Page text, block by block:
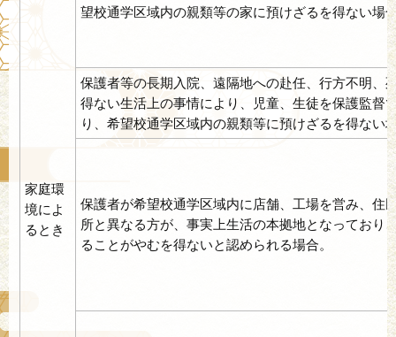
家庭環
境によ
るとき
望校通学区域内の親類等の家に預けざるを得ない場
保護者等の長期入院、遠隔地への赴任、行方不明、
得ない生活上の事情により、児童、生徒を保護監督
り、希望校通学区域内の親類等に預けざるを得ない
保護者が希望校通学区域内に店舗、工場を営み、住
所と異なる方が、事実上生活の本拠地となっており
ることがやむを得ないと認められる場合。